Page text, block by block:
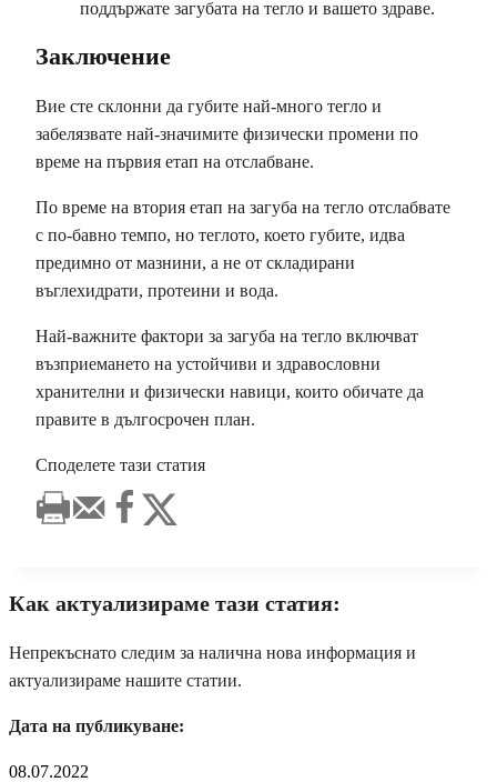
поддържате загубата на тегло и вашето здраве.
Заключение
Вие сте склонни да губите най-много тегло и
забелязвате най-значимите физически промени по
време на първия етап на отслабване.
По време на втория етап на загуба на тегло отслабвате
с по-бавно темпо, но теглото, което губите, идва
предимно от мазнини, а не от складирани
въглехидрати, протеини и вода.
Най-важните фактори за загуба на тегло включват
възприемането на устойчиви и здравословни
хранителни и физически навици, които обичате да
правите в дългосрочен план.
Споделете тази статия
Как актуализираме тази статия:
Непрекъснато следим за налична нова информация и
актуализираме нашите статии.
Дата на публикуване:
08.07.2022